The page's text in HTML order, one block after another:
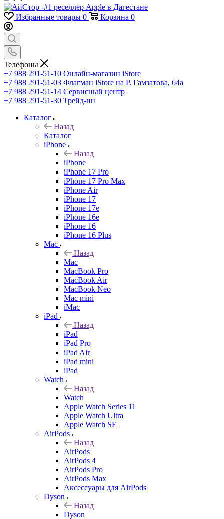
Избранные товары 0 Корзина 0
Телефоны
+7 988 291-51-10 Онлайн-магазин iStore
+7 988 291-51-03 Флагман iStore на Р. Гамзатова, 64а
+7 988 291-51-14 Сервисный центр
+7 988 291-51-30 Трейд-ин
Каталог
Назад
Каталог
iPhone
Назад
iPhone
iPhone 17 Pro
iPhone 17 Pro Max
iPhone Air
iPhone 17
iPhone 17e
iPhone 16e
iPhone 16
iPhone 16 Plus
Mac
Назад
Mac
MacBook Pro
MacBook Air
MacBook Neo
Mac mini
iMac
iPad
Назад
iPad
iPad Pro
iPad Air
iPad mini
iPad
Watch
Назад
Watch
Apple Watch Series 11
Apple Watch Ultra
Apple Watch SE
AirPods
Назад
AirPods
AirPods 4
AirPods Pro
AirPods Max
Аксессуары для AirPods
Dyson
Назад
Dyson